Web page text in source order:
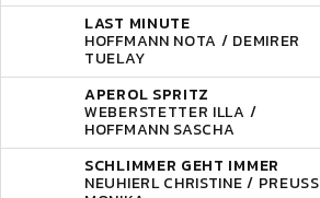
LAST MINUTE
HOFFMANN NOTA / DEMIRER
TUELAY
APEROL SPRITZ
WEBERSTETTER ILLA /
HOFFMANN SASCHA
SCHLIMMER GEHT IMMER
NEUHIERL CHRISTINE / PREUSS